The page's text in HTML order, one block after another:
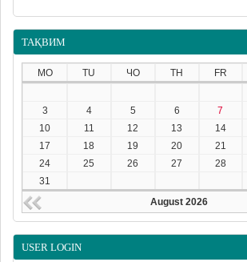
ТАҚВИМ
MO TU ЧО TH FR
3
4 5 6 7
10
11 12 13 14
17
18 19 20 21
24
25 26 27 28
31
August 2026
USER LOGIN